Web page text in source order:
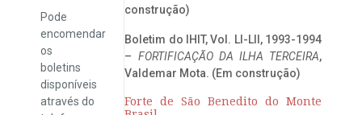
Pode
encomendar
os
boletins
disponíveis
através do
construção)
Boletim do IHIT, Vol. LI-LII, 1993-1994
– FORTIFICAÇÃO DA ILHA TERCEIRA,
Valdemar Mota. (Em construção)
Forte de São Benedito do Monte